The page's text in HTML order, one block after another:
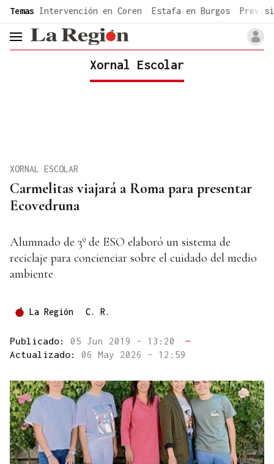
common.go-to-content
Temas Intervención en Coren Estafa en Burgos
header.menu.open
Xornal Escolar
Carmelitas viajará a Roma para presentar
Ecovedruna
XORNAL ESCOLAR
Alumnado de 3º de ESO elaboró un sistema de
reciclaje para concienciar sobre el cuidado del medio
ambiente
La Región C. R.
Publicado: 05 Jun 2019 - 13:20
—
Actualizado: 06 May 2026 - 12:59